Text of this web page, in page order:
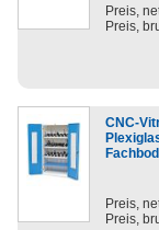
Preis,
Preis,
CNC-
Preis,
Preis,